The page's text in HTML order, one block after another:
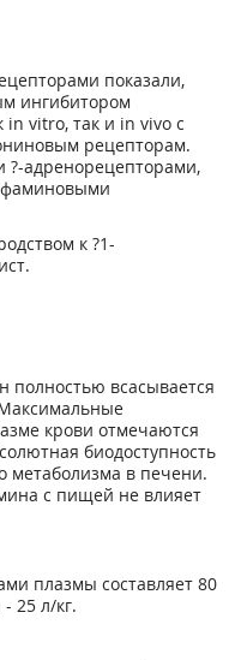
показали,
ингибитором
in vitro, так и in vivo с
рецепторам.
?-адренорецепторами,
к ?1-
полностью всасывается
крови отмечаются
биодоступность
метаболизма в печени.
с пищей не влияет
плазмы составляет 80
25 л/кг.